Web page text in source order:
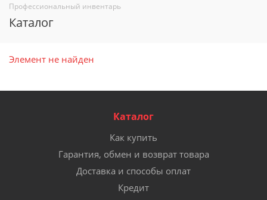
Профессиональный инвентарь
Каталог
Элемент не найден
Каталог
Как купить
Гарантия, обмен и возврат товара
Доставка и способы оплат
Кредит